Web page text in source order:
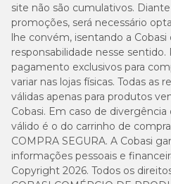
site não são cumulativos.
promoções, será necessário
lhe convém, isentando a Cobasi
responsabilidade nesse
pagamento exclusivos para
variar nas lojas físicas. Todas as
válidas apenas para produtos
Cobasi. Em caso de
válido é o do carrinho de
COMPRA SEGURA. A Cobasi
informações pessoais e
Copyright 2026. Todos os